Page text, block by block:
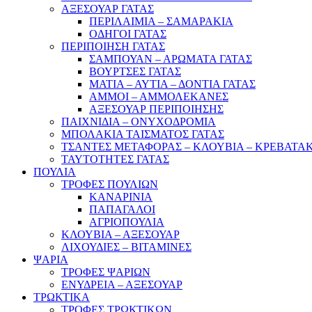
ΑΞΕΣΟΥΑΡ ΓΑΤΑΣ
ΠΕΡΙΛΑΙΜΙΑ – ΣΑΜΑΡΑΚΙΑ
ΟΔΗΓΟΙ ΓΑΤΑΣ
ΠΕΡΙΠΟΙΗΣΗ ΓΑΤΑΣ
ΣΑΜΠΟΥΑΝ – ΑΡΩΜΑΤΑ ΓΑΤΑΣ
ΒΟΥΡΤΣΕΣ ΓΑΤΑΣ
ΜΑΤΙΑ – ΑΥΤΙΑ – ΔΟΝΤΙΑ ΓΑΤΑΣ
ΑΜΜΟΙ – ΑΜΜΟΛΕΚΑΝΕΣ
ΑΞΕΣΟΥΑΡ ΠΕΡΙΠΟΙΗΣΗΣ
ΠΑΙΧΝΙΔΙΑ – ΟΝΥΧΟΔΡΟΜΙΑ
ΜΠΟΛΑΚΙΑ ΤΑΙΣΜΑΤΟΣ ΓΑΤΑΣ
ΤΣΑΝΤΕΣ ΜΕΤΑΦΟΡΑΣ – ΚΛΟΥΒΙΑ –
ΤΑΥΤΟΤΗΤΕΣ ΓΑΤΑΣ
ΠΟΥΛΙΑ
ΤΡΟΦΕΣ ΠΟΥΛΙΩΝ
ΚΑΝΑΡΙΝΙΑ
ΠΑΠΑΓΑΛΟΙ
ΑΓΡΙΟΠΟΥΛΙΑ
ΚΛΟΥΒΙΑ – ΑΞΕΣΟΥΑΡ
ΛΙΧΟΥΔΙΕΣ – ΒΙΤΑΜΙΝΕΣ
ΨΑΡΙΑ
ΤΡΟΦΕΣ ΨΑΡΙΩΝ
ΕΝΥΔΡΕΙΑ – ΑΞΕΣΟΥΑΡ
ΤΡΩΚΤΙΚΑ
ΤΡΟΦΕΣ ΤΡΩΚΤΙΚΩΝ